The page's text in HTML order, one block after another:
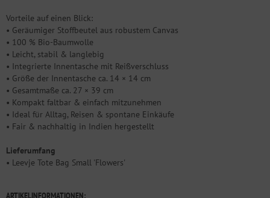
Vorteile auf einen Blick:
• Geräumiger Stoffbeutel aus robustem Canvas
• 100 % Bio-Baumwolle
• Leicht, stabil & langlebig
• Integrierte Innentasche mit Reißverschluss
• Größe der Innentasche ca. 14 × 14 cm
• Gesamtmaße ca. 27 × 39 cm
• Kompakt faltbar & einfach mitzunehmen
• Ideal für Alltag, Reisen & spontane Einkäufe
• Fair & nachhaltig in Indien hergestellt
Lieferumfang
• Leevje Tote Bag Small 'Flowers'
ARTIKELINFORMATIONEN: